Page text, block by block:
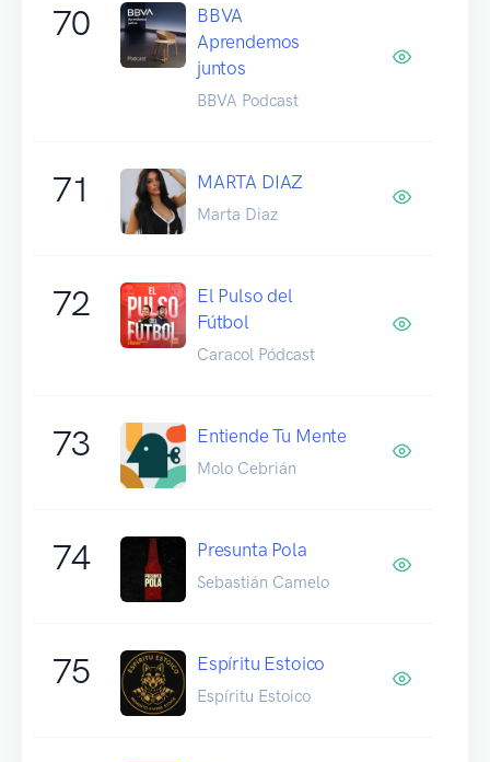
70
BBVA
Aprendemos
juntos
BBVA Podcast
71 MARTA DIAZ
Marta Diaz
72
El Pulso del
Fútbol
Caracol Pódcast
73 Entiende Tu Mente
Molo Cebrián
74 Presunta Pola
Sebastián Camelo
75 Espíritu Estoico
Espíritu Estoico